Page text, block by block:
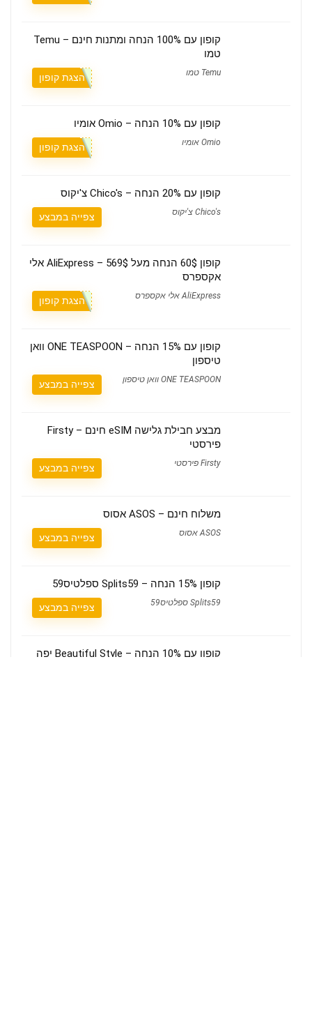
קופון עם 100% הנחה ומתנות חינם – Temu
טמו
Temu טמו הצגת קופון
קופון עם 10% הנחה – Omio אומיו
Omio אומיו הצגת קופון
קופון עם 20% הנחה – Chico's צ'יקוס
Chico's צ'יקוס צפייה במבצע
קופון 60$ הנחה מעל 569$ – AliExpress אלי
אקספרס
AliExpress אלי אקספרס הצגת קופון
קופון עם 15% הנחה – ONE TEASPOON וואן
טיספון
ONE TEASPOON וואן טיספון צפייה במבצע
מבצע חבילת גלישה eSIM חינם – Firsty
פירסטי
Firsty פירסטי צפייה במבצע
משלוח חינם – ASOS אסוס
ASOS אסוס צפייה במבצע
קופון 15% הנחה – Splits59 ספלטיס59
Splits59 ספלטיס59 צפייה במבצע
קופון עם 10% הנחה – Beautiful Style יפה